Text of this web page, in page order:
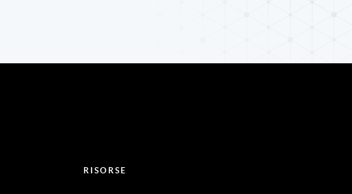
RISORSE